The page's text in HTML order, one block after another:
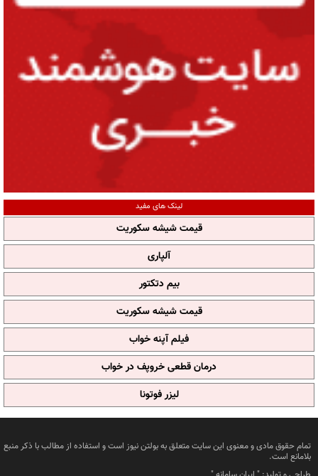
لینک های مفید
قیمت شیشه سکوریت
آلپاری
بیم دتکتور
قیمت شیشه سکوریت
فیلم آپنه خواب
درمان قطعی خروپف در خواب
لیزر فوتونا
تمام حقوق مادی و معنوی این سایت متعلق به بولتن نیوز است و استفاده از مطالب با ذکر منبع
بلامانع است.